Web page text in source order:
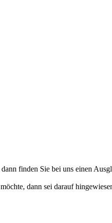
finden Sie bei uns einen
dann sei darauf